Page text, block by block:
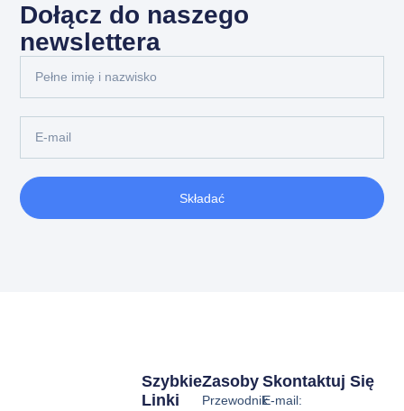
Dołącz do naszego
newslettera
Składać
Zasoby
Przewodnik
Szybkie
Linki
Skontaktuj Się
E-mail: